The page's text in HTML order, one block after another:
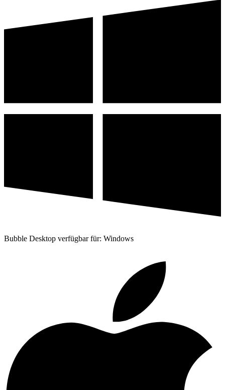
Bubble Desktop verfügbar für: Windows